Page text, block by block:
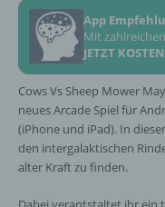
App
Mit
JETZT
Cows Vs Sheep Mower
neues Arcade Spiel für
(iPhone und iPad). In
den intergalaktischen
alter Kraft zu finden.